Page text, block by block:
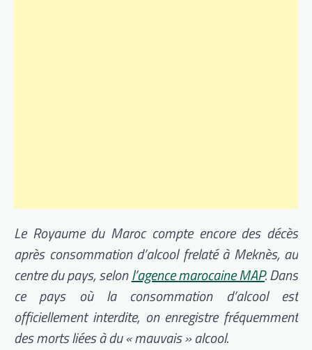
Le Royaume du Maroc compte encore des décès
après consommation d’alcool frelaté à Meknès, au
centre du pays, selonl’agence marocaine MAP. Dans
ce pays où la consommation d’alcool est
officiellement interdite, on enregistre fréquemment
des morts liées à du « mauvais » alcool.